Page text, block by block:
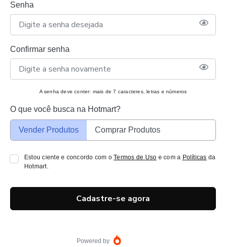
Senha
Confirmar senha
A senha deve conter: mais de 7 caracteres, letras e números
O que você busca na Hotmart?
Vender Produtos Comprar Produtos
Estou ciente e concordo com oTermos de Uso e com a Políticas da
Hotmart.
Cadastre-se agora
Powered by